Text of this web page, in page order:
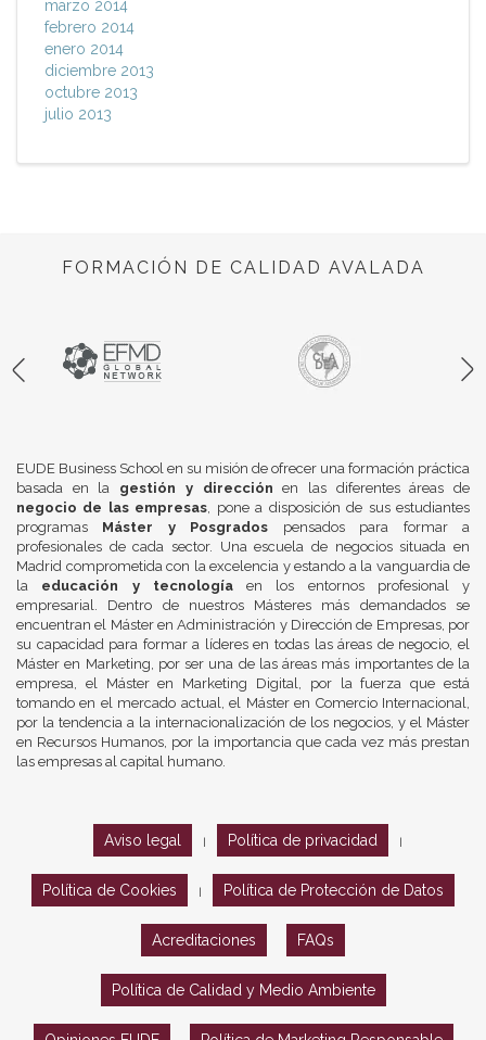
marzo 2014
febrero 2014
enero 2014
diciembre 2013
octubre 2013
julio 2013
FORMACIÓN DE CALIDAD AVALADA
EUDE Business School en su misión de ofrecer una formación práctica
basada en la gestión y dirección en las diferentes áreas de
negocio de las empresas, pone a disposición de sus estudiantes
programas Máster y Posgrados pensados para formar a
profesionales de cada sector. Una escuela de negocios situada en
Madrid comprometida con la excelencia y estando a la vanguardia de
la educación y tecnologíaen los entornos profesional y
empresarial. Dentro de nuestros Másteres más demandados se
encuentran el Máster en Administración y Dirección de Empresas, por
su capacidad para formar a líderes en todas las áreas de negocio, el
Máster en Marketing, por ser una de las áreas más importantes de la
empresa, el Máster en Marketing Digital, por la fuerza que está
tomando en el mercado actual, el Máster en Comercio Internacional,
por la tendencia a la internacionalización de los negocios, y el Máster
en Recursos Humanos, por la importancia que cada vez más prestan
las empresas al capital humano.
Aviso legal Política de privacidad
Política de Cookies Política de Protección de Datos
Acreditaciones FAQs
Política de Calidad y Medio Ambiente